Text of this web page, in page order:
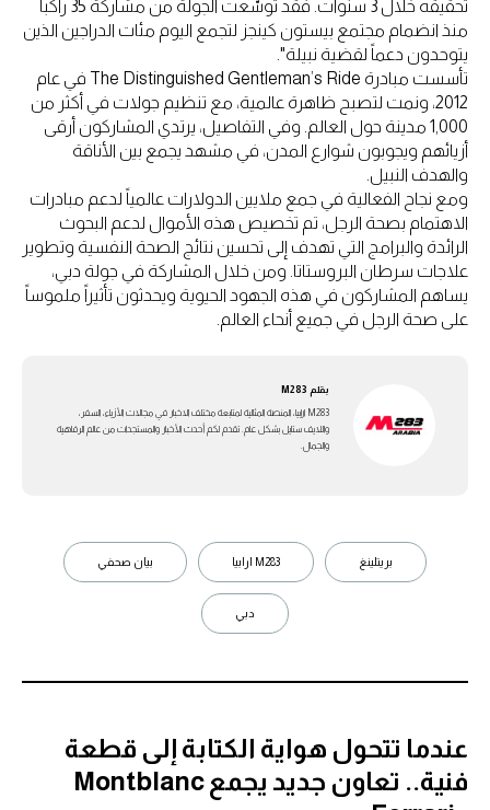
تحقيقه خلال 3 سنوات. فقد توسّعت الجولة من مشاركة 35 راكباً
منذ انضمام مجتمع بيستون كينجز لتجمع اليوم مئات الدراجين الذين
يتوحدون دعماً لقضية نبيلة".
تأسست مبادرة The Distinguished Gentleman’s Ride في عام
2012، ونمت لتصبح ظاهرة عالمية، مع تنظيم جولات في أكثر من
1,000 مدينة حول العالم. وفي التفاصيل، يرتدي المشاركون أرقى
أزيائهم ويجوبون شوارع المدن، في مشهد يجمع بين الأناقة
والهدف النبيل.
ومع نجاح الفعالية في جمع ملايين الدولارات عالمياً لدعم مبادرات
الاهتمام بصحة الرجل، تم تخصيص هذه الأموال لدعم البحوث
الرائدة والبرامج التي تهدف إلى تحسين نتائج الصحة النفسية وتطوير
علاجات سرطان البروستاتا. ومن خلال المشاركة في جولة دبي،
يساهم المشاركون في هذه الجهود الحيوية ويحدثون تأثيراً ملموساً
على صحة الرجل في جميع أنحاء العالم.
بقلم M283
M283 ارابيا، المنصة المثالية لمتابعة مختلف الاخبار في مجالات الأزياء، السفر،
واللايف ستايل بشكل عام. تقدم لكم أحدث الأخبار والمستجدات من عالم الرفاهية
والجمال.
بريتلينغ M283 ارابيا بيان صحفي
دبي
عندما تتحول هواية الكتابة إلى قطعة
فنية.. تعاون جديد يجمع Montblanc